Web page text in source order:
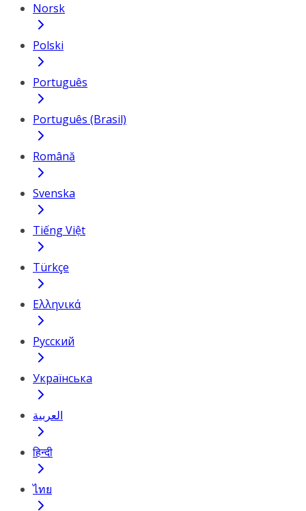
Norsk
Polski
Português
Português (Brasil)
Română
Svenska
Tiếng Việt
Türkçe
Ελληνικά
Русский
Українська
العربية
हिन्दी
ไทย